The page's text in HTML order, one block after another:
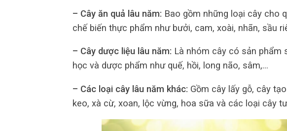
– Cây ăn quả lâu năm: Bao gồm những loại cây cho
chế biến thực phẩm như bưởi, cam, xoài, nhãn, sầu
– Cây dược liệu lâu năm: Là nhóm cây có sản phẩm
học và dược phẩm như quế, hồi, long não, sâm,…
– Các loại cây lâu năm khác: Gồm cây lấy gỗ, cây
keo, xà cừ, xoan, lộc vừng, hoa sữa và các loại cây